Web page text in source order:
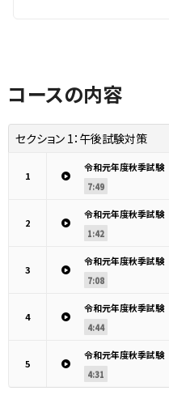
コースの内容
セクション 1： 午後試験対策
1
令和元年度秋季試
7:49
2
令和元年度秋季試
1:42
3
令和元年度秋季試
7:08
4
令和元年度秋季試
4:44
5
令和元年度秋季試
4:31